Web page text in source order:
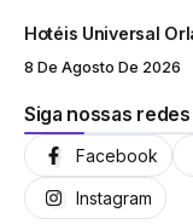
Hotéis Universal
8 De Agosto De 2026
Siga nossas redes
Facebook
Instagram